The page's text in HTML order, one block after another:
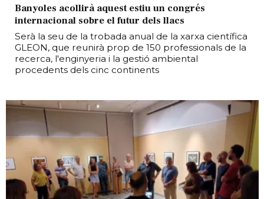
Banyoles acollirà aquest estiu un congrés
internacional sobre el futur dels llacs
Serà la seu de la trobada anual de la xarxa científica
GLEON, que reunirà prop de 150 professionals de la
recerca, l'enginyeria i la gestió ambiental
procedents dels cinc continents